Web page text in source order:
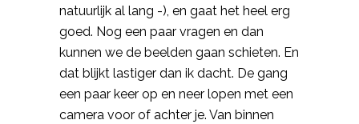
natuurlijk al lang -), en gaat het heel erg
goed. Nog een paar vragen en dan
kunnen we de beelden gaan schieten. En
dat blijkt lastiger dan ik dacht. De gang
een paar keer op en neer lopen met een
camera voor of achter je. Van binnen